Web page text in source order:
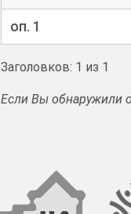
оп. 1
Заголовков: 1 из 1
Если Вы обнаружили